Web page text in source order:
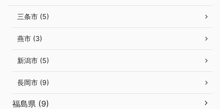
三条市 (5)
燕市 (3)
新潟市 (5)
長岡市 (9)
福島県 (9)